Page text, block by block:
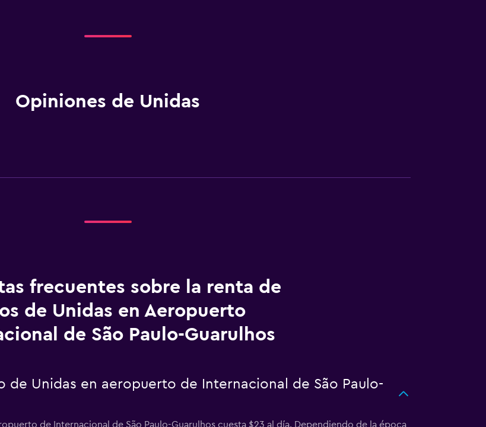
Opiniones de Unidas
frecuentes sobre la renta de
de Unidas en Aeropuerto
de São Paulo-Guarulhos
de Unidas en aeropuerto de Internacional de São Paulo-
de Internacional de São Paulo-Guarulhos cuesta $23 al día. Dependiendo de la época